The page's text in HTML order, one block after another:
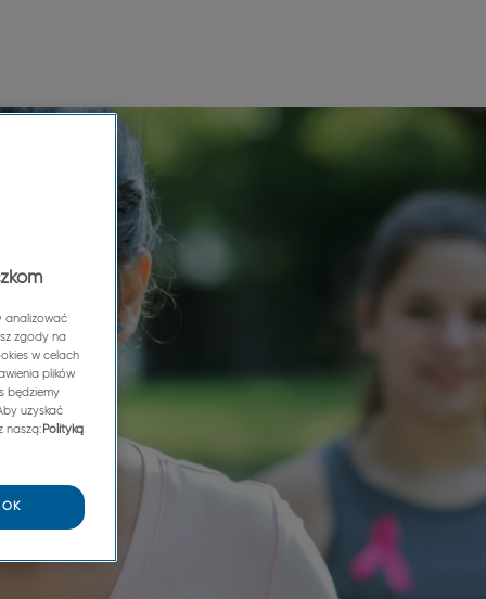
analizować
zgody na
w celach
plików
będziemy
uzyskać
naszą: Polityką
OK